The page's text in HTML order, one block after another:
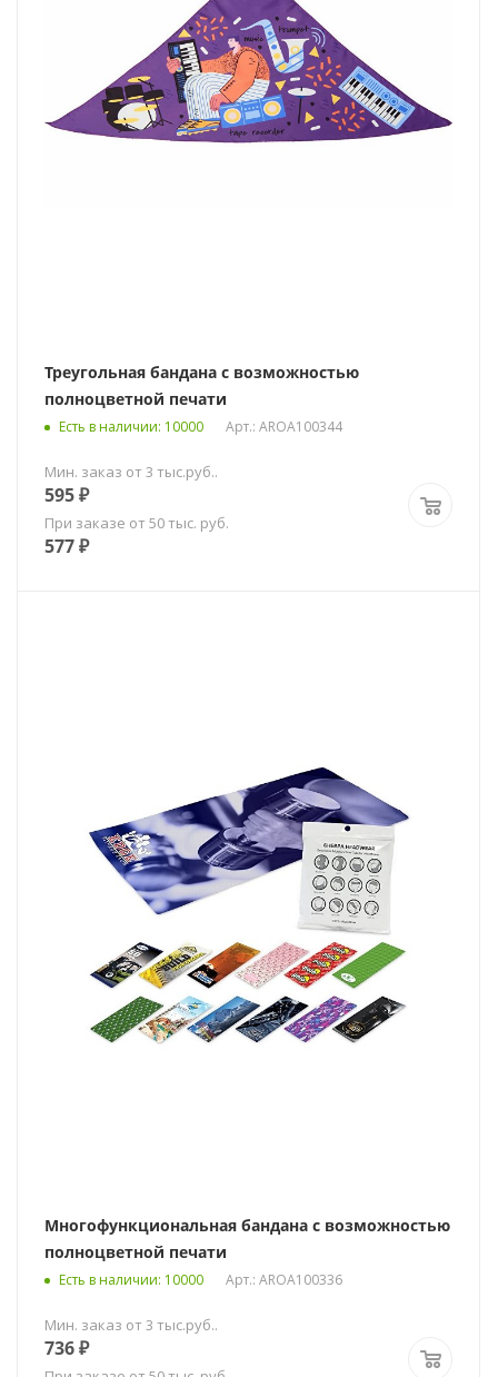
Треугольная бандана с возможностью
полноцветной печати
Есть в наличии: 10000 Арт.: AROA100344
Мин. заказ от 3 тыс.руб..
595₽
При заказе от 50 тыс. руб.
577₽
Многофункциональная бандана с возможностью
полноцветной печати
Есть в наличии: 10000 Арт.: AROA100336
Мин. заказ от 3 тыс.руб..
736₽